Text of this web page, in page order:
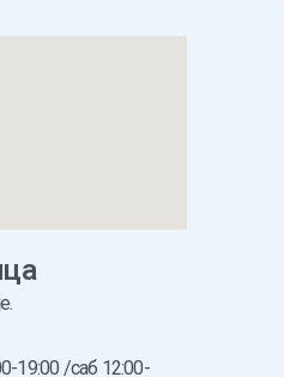
19:00 /саб 12:00-